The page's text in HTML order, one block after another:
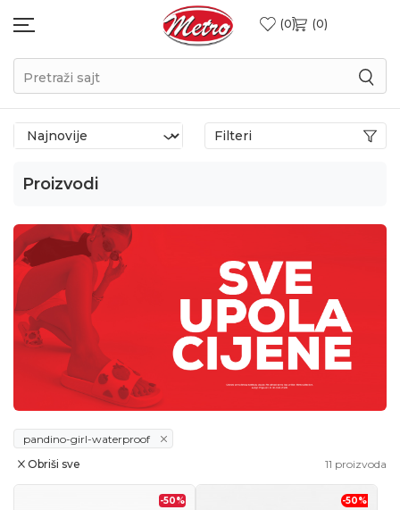
0 0
Pretraži sajt
Proizvodi
Filteri
pandino-girl-waterproof
11 proizvoda
Obriši sve
-50% -50%